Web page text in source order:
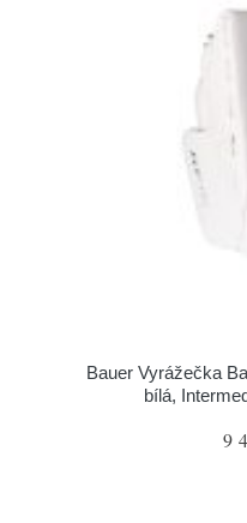
Bauer Vyrážečka
bílá,
9